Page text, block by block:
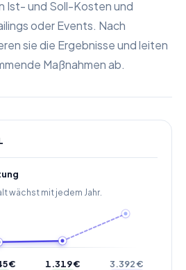
Ist- und Soll-Kosten und
oder Events. Nach
sie die Ergebnisse und leiten
Maßnahmen ab.
wächst mit jedem Jahr.
€ 1.319€ 3.392€